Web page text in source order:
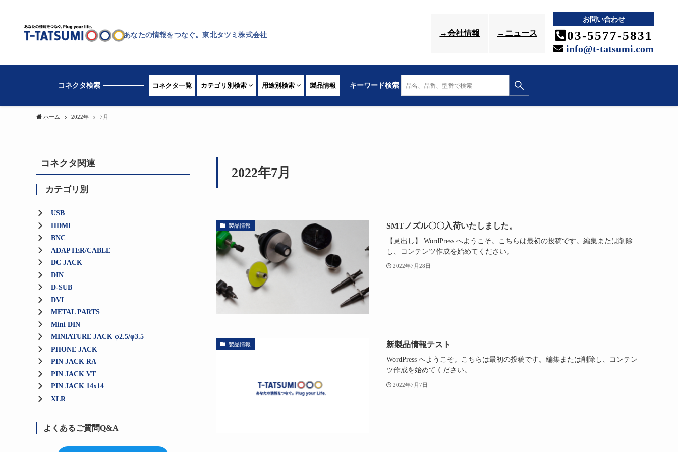
あなたの情報をつなぐ。東北タツミ株式会社 →会社情報 →ニュース
お問い合わせ
03-5577-5831
info@t-tatsumi.com
コネクタ一覧 カテゴリ別検索 用途別検索 製品情報 キーワード検索
ホーム 2022年 7月
2022年7月
製品情報 SMTノズル〇〇入荷いたしました。
【見出し】 WordPress へようこそ。こちらは最初の投稿です。編集または削除
し、コンテンツ作成を始めてください。
2022年7月28日
製品情報 新製品情報テスト
WordPress へようこそ。こちらは最初の投稿です。編集または削除し、コンテン
ツ作成を始めてください。
2022年7月7日
コネクタ関連
カテゴリ別
USB
HDMI
BNC
ADAPTER/CABLE
DC JACK
DIN
D-SUB
DVI
METAL PARTS
Mini DIN
MINIATURE JACK φ2.5/φ3.5
PHONE JACK
PIN JACK RA
PIN JACK VT
PIN JACK 14x14
XLR
よくあるご質問Q&A